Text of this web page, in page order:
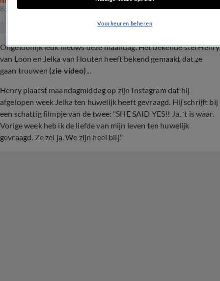
8 jan 2024, 15:36
Ongelooflijk leuk nieuws deze maandag. Het bekende stel Henry
van Loon en Jelka van Houten heeft bekend gemaakt dat ze
gaan trouwen (zie video)...
Henry plaatst maandagmiddag op zijn Instagram dat hij
afgelopen week Jelka ten huwelijk heeft gevraagd. Hij schrijft bij
een schattig filmpje van de twee: "SHE SAID YES!! Ja, ‘t is waar.
Vorige week heb ik de liefde van mijn leven ten huwelijk
gevraagd. Ze zei ja. We zijn heel blij."
Voorkeuren beheren